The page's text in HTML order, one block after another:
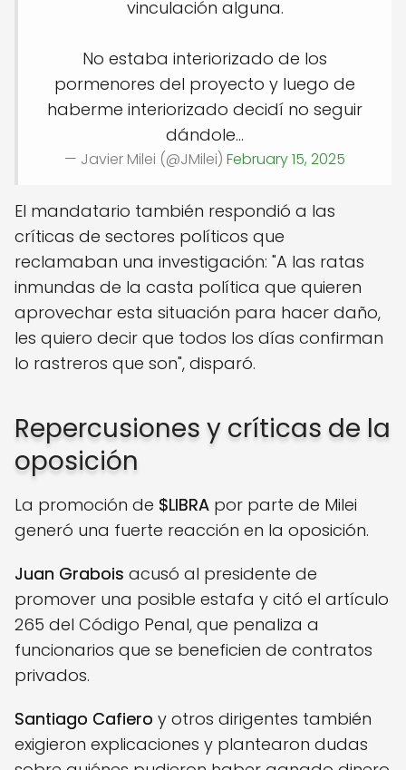
vinculación alguna.
No estaba interiorizado de los
pormenores del proyecto y luego de
haberme interiorizado decidí no seguir
dándole…
— Javier Milei (@JMilei) February 15, 2025
El mandatario también respondió a las
críticas de sectores políticos que
reclamaban una investigación: "A las ratas
inmundas de la casta política que quieren
aprovechar esta situación para hacer daño,
les quiero decir que todos los días confirman
lo rastreros que son", disparó.
Repercusiones y críticas de la
oposición
La promoción de $LIBRA por parte de Milei
generó una fuerte reacción en la oposición.
Juan Grabois acusó al presidente de
promover una posible estafa y citó el artículo
265 del Código Penal, que penaliza a
funcionarios que se beneficien de contratos
privados.
Santiago Cafiero y otros dirigentes también
exigieron explicaciones y plantearon dudas